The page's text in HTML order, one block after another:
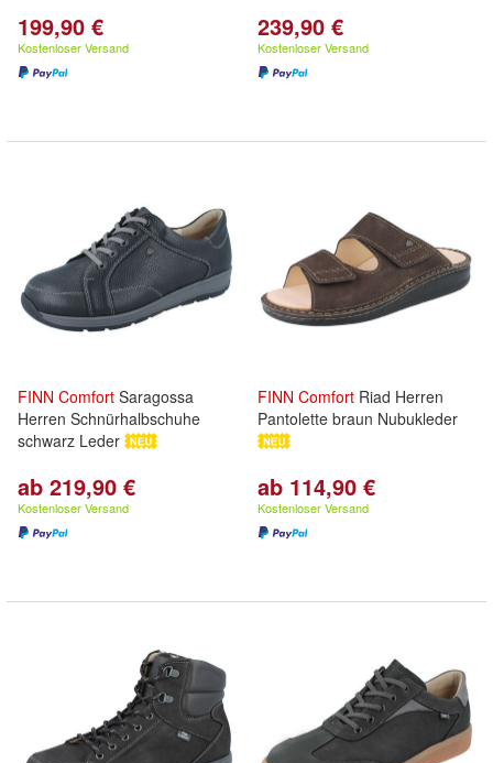
199,90 €
Kostenloser Versand
239,90 €
Kostenloser Versand
FINN Comfort Saragossa
Herren Schnürhalbschuhe
schwarz Leder
ab 219,90 €
Kostenloser Versand
FINN Comfort Riad Herren
Pantolette braun Nubukleder
ab 114,90 €
Kostenloser Versand